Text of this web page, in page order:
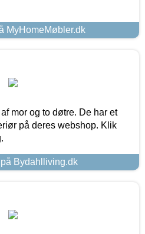
MyHomeMøbler.dk
mor og to døtre. De har et
på deres webshop. Klik
Bydahlliving.dk